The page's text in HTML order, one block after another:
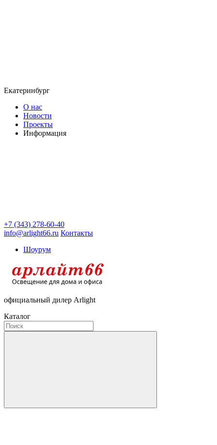
Екатеринбург
О нас
Новости
Проекты
Информация
+7 (343) 278-60-40
info@arlight66.ru Контакты
Шоурум
официальный дилер Arlight
Каталог